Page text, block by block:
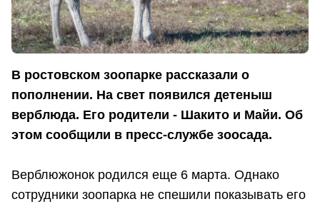
В ростовском зоопарке рассказали о
пополнении. На свет появился детеныш
верблюда. Его родители - Шакито и Майи. Об
этом сообщили в пресс-службе зоосада.
Верблюжонок родился еще 6 марта. Однако
сотрудники зоопарка не спешили показывать его